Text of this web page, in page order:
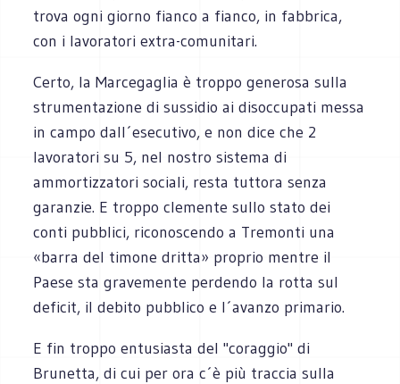
trova ogni giorno fianco a fianco, in fabbrica,
con i lavoratori extra-comunitari.
Certo, la Marcegaglia è troppo generosa sulla
strumentazione di sussidio ai disoccupati messa
in campo dall´esecutivo, e non dice che 2
lavoratori su 5, nel nostro sistema di
ammortizzatori sociali, resta tuttora senza
garanzie. E troppo clemente sullo stato dei
conti pubblici, riconoscendo a Tremonti una
«barra del timone dritta» proprio mentre il
Paese sta gravemente perdendo la rotta sul
deficit, il debito pubblico e l´avanzo primario.
E fin troppo entusiasta del "coraggio" di
Brunetta, di cui per ora c´è più traccia sulla